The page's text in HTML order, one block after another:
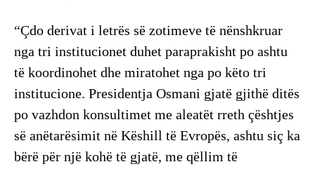
“Çdo derivat i letrës së zotimeve të nënshkruar
nga tri institucionet duhet paraprakisht po ashtu
të koordinohet dhe miratohet nga po këto tri
institucione. Presidentja Osmani gjatë gjithë ditës
po vazhdon konsultimet me aleatët rreth çështjes
së anëtarësimit në Këshill të Evropës, ashtu siç ka
bërë për një kohë të gjatë, me qëllim të